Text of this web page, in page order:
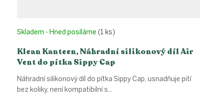
Klean Kanteen, Náhradní silikonový díl Air
Vent do pítka Sippy Cap
Skladem - Hned posíláme (1 ks)
Náhradní silikonový díl do pítka Sippy Cap, usnadňuje pití
bez koliky, není kompatibilní s...